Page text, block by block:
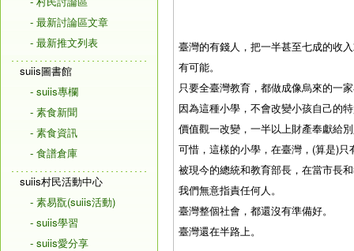
- 最新討論區文章
- 最新推文列表
suiis圖書館
- suiis專欄
- 素食新聞
- 素食資訊
- 食譜倉庫
suiis村民活動中心
- 素易翫(suiis活動)
- suiis學習
- suiis愛分享
臺灣的有錢人，把一半甚至七成的收
有可能。
只要全臺灣教育，都做成像烏來的一
因為這種小學，不會改變小孩自己的
價值觀一改變，一半以上財產奉獻給
可惜，這樣的小學，在臺灣， (算是)只
被現今的總統和教育部長，在當市長
我們無意指責任何人。
臺灣整個社會，都還沒有準備好。
臺灣還在半路上。